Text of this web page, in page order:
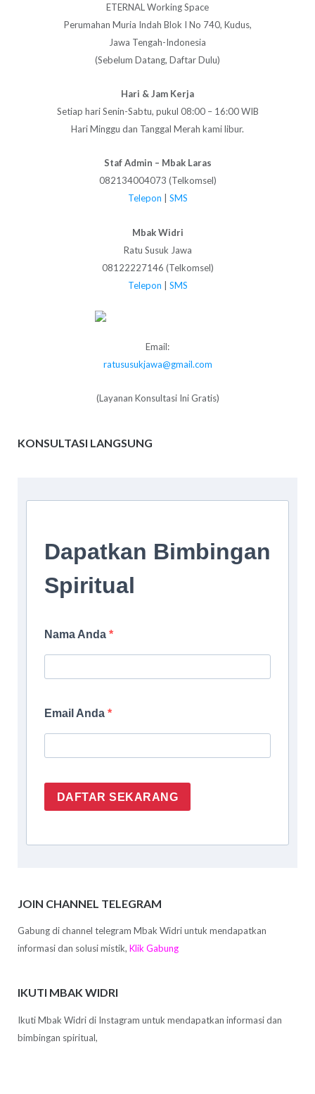
ETERNAL Working Space
Perumahan Muria Indah Blok I No 740, Kudus,
Jawa Tengah-Indonesia
(Sebelum Datang, Daftar Dulu)
Hari & Jam Kerja
Setiap hari Senin-Sabtu, pukul 08:00 – 16:00 WIB
Hari Minggu dan Tanggal Merah kami libur.
Staf Admin – Mbak Laras
082134004073 (Telkomsel)
Telepon
SMS
Mbak Widri
Ratu Susuk Jawa
08122227146 (Telkomsel)
Telepon | SMS
Email:
ratususukjawa@gmail.com
(Layanan Konsultasi Ini Gratis)
KONSULTASI LANGSUNG
Dapatkan Bimbingan
Spiritual
Nama Anda
Email Anda
DAFTAR SEKARANG
JOIN CHANNEL TELEGRAM
Gabung di channel telegram Mbak Widri untuk mendapatkan
informasi dan solusi mistik, Klik Gabung
IKUTI MBAK WIDRI
Ikuti Mbak Widri di Instagram untuk mendapatkan informasi dan
bimbingan spiritual,